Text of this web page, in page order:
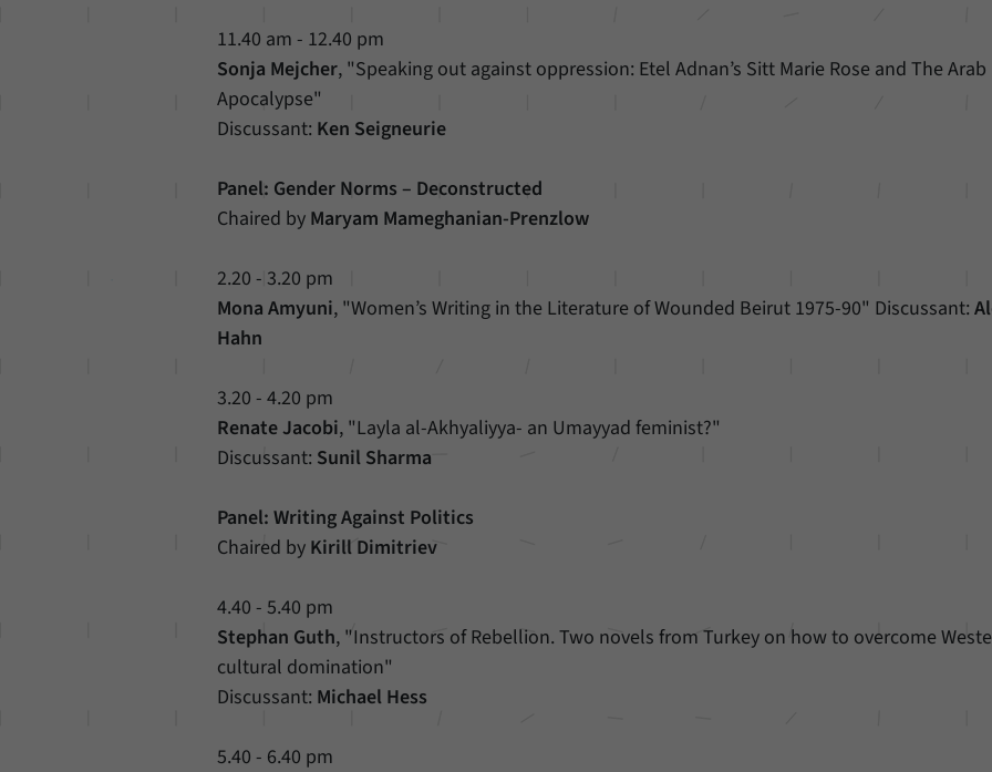
11.40 am - 12.40 pm
Sonja Mejcher, "Speaking out against oppression: Etel Adnan’s Sitt Marie Rose and The Arab
Apocalypse"
Discussant: Ken Seigneurie
Panel: Gender Norms – Deconstructed
Chaired by Maryam Mameghanian-Prenzlow
2.20 - 3.20 pm
Mona Amyuni, "Women’s Writing in the Literature of Wounded Beirut 1975-90" Discussant:
Hahn
3.20 - 4.20 pm
Renate Jacobi, "Layla al-Akhyaliyya- an Umayyad feminist?"
Discussant: Sunil Sharma
Panel: Writing Against Politics
Chaired by Kirill Dimitriev
4.40 - 5.40 pm
Stephan Guth, "Instructors of Rebellion. Two novels from Turkey on how to overcome
cultural domination"
Discussant: Michael Hess
5.40 - 6.40 pm